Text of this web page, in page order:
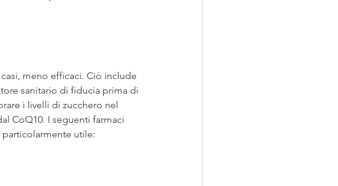
meno efficaci. Ciò include
sanitario di fiducia prima di
i livelli di zucchero nel
CoQ10. I seguenti farmaci
utile: